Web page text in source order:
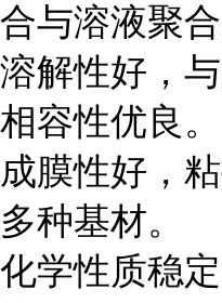
合与溶液聚合
溶解性好，
相容性优良。
成膜性好，
多种基材。
化学性质稳